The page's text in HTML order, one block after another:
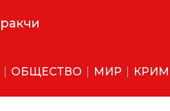
ОБЩЕСТВО МИР